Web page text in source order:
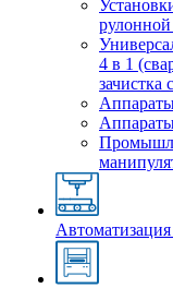
рулонной
4 в 1
зачистка